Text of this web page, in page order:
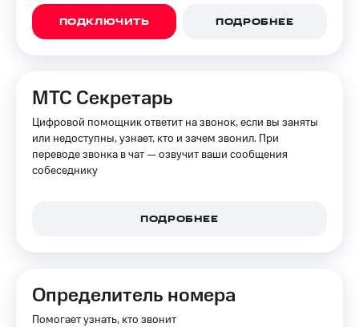
ПОДКЛЮЧИТЬ ПОДРОБНЕЕ
МТС Секретарь
Цифровой помощник ответит на звонок, если вы заняты
или недоступны, узнает, кто и зачем звонил. При
переводе звонка в чат — озвучит ваши сообщения
собеседнику
ПОДРОБНЕЕ
Определитель номера
Помогает узнать, кто звонит